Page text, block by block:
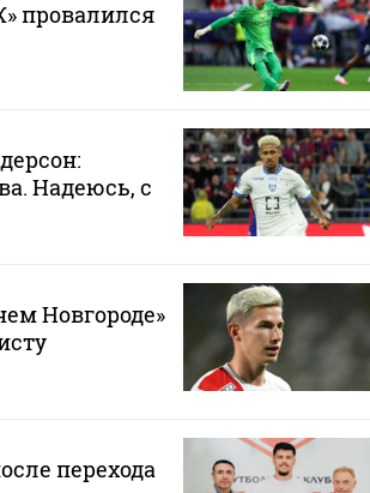
провалился
Надеюсь, с
Новгороде»
перехода